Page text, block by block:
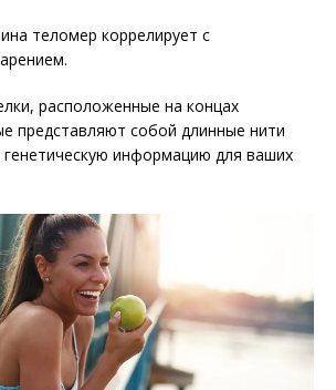
теломер коррелирует с
расположенные на концах
представляют собой длинные нити
информацию для ваших